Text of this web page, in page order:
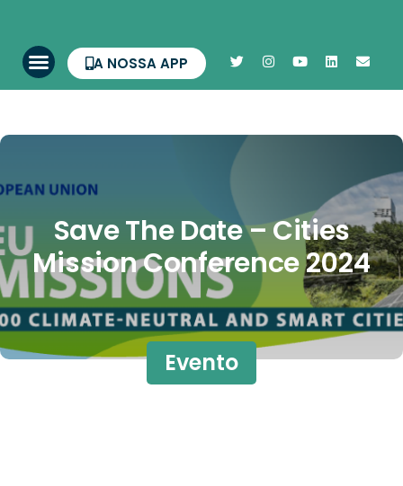
A NOSSA APP
Save The Date – Cities
Mission Conference 2024
Evento